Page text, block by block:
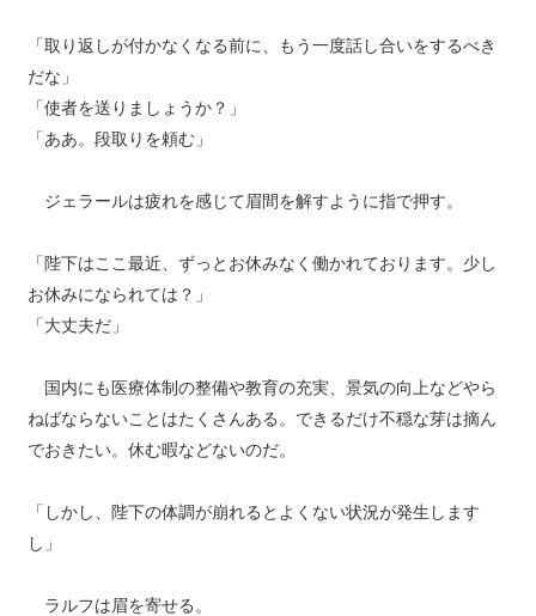
「取り返しが付かなくなる前に、もう一度話し合いをするべき
だな」
「使者を送りましょうか？」
「ああ。段取りを頼む」
ジェラールは疲れを感じて眉間を解すように指で押す。
「陛下はここ最近、ずっとお休みなく働かれております。少し
お休みになられては？」
「大丈夫だ」
国内にも医療体制の整備や教育の充実、景気の向上などやら
ねばならないことはたくさんある。できるだけ不穏な芽は摘ん
でおきたい。休む暇などないのだ。
「しかし、陛下の体調が崩れるとよくない状況が発生します
し」
ラルフは眉を寄せる。